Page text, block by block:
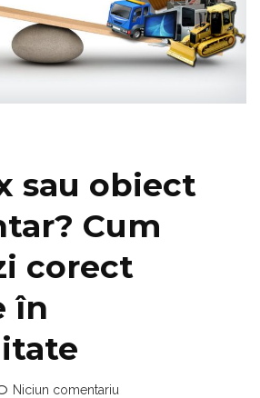
sau obiect
Cum
corect
în
Niciun comentariu